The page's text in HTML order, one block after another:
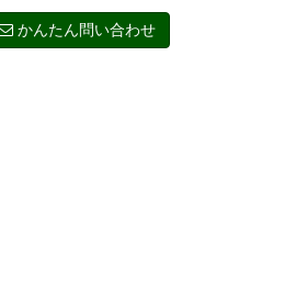
かんたん問い合わせ